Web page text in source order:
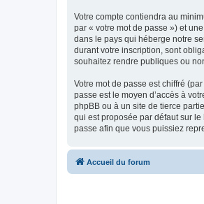
Votre compte contiendra au
par « votre mot de passe ») et
dans le pays qui héberge notre
durant votre inscription, sont
souhaitez rendre publiques ou
Votre mot de passe est chiffré
passe est le moyen d’accès à
phpBB ou à un site de tierce
qui est proposée par défaut sur
passe afin que vous puissiez
Accueil du forum